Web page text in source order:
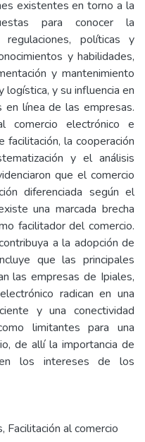
existentes en torno a la
para conocer la
regulaciones, políticas y
y habilidades,
y mantenimiento
y su influencia en
en línea de las empresas.
comercio electrónico e
facilitación, la cooperación
y el análisis
que el comercio
diferenciada según el
una marcada brecha
facilitador del comercio.
a la adopción de
que las principales
las empresas de Ipiales,
radican en una
y una conectividad
limitantes para una
de allí la importancia de
los intereses de los
Facilitación al comercio